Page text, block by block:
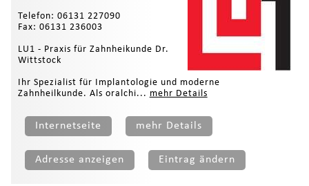
Telefon: 06131 227090
Fax: 06131 236003
LU1 - Praxis für Zahnheikunde Dr.
Wittstock
Ihr Spezialist für Implantologie und moderne
Zahnheilkunde. Als oralchi... mehr Details
Internetseite mehr Details
Adresse anzeigen Eintrag ändern